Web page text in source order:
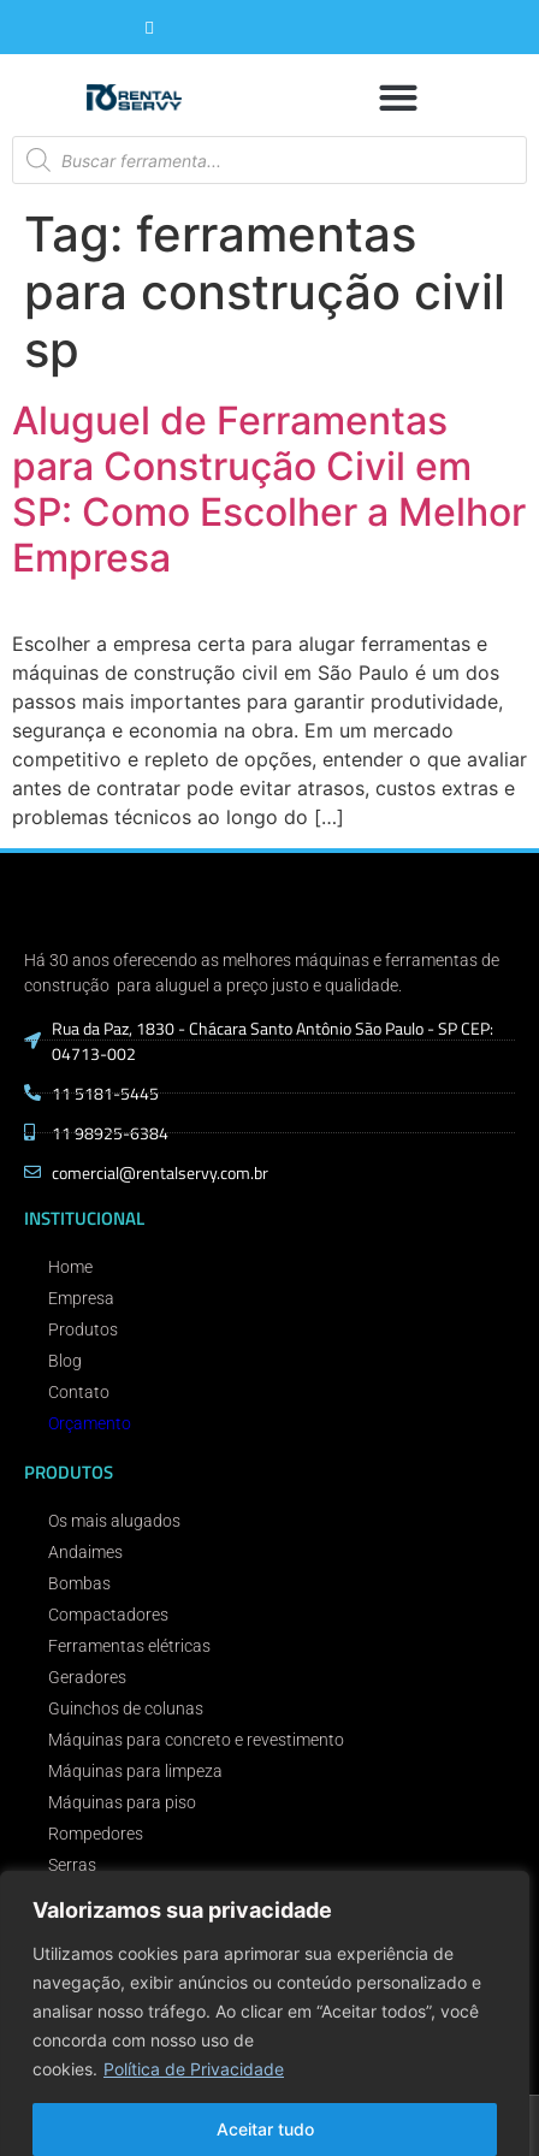
Valorizamos sua privacidade
Utilizamos cookies para aprimorar sua experiência de
navegação, exibir anúncios ou conteúdo personalizado e
analisar nosso tráfego. Ao clicar em “Aceitar todos”, você
concorda com nosso uso de
cookies. Política de Privacidade
Aceitar tudo
Tag: ferramentas
para construção civil
sp
Aluguel de Ferramentas
para Construção Civil em
SP: Como Escolher a Melhor
Empresa
Escolher a empresa certa para alugar ferramentas e
máquinas de construção civil em São Paulo é um dos
passos mais importantes para garantir produtividade,
segurança e economia na obra. Em um mercado
competitivo e repleto de opções, entender o que avaliar
antes de contratar pode evitar atrasos, custos extras e
problemas técnicos ao longo do […]
Há 30 anos oferecendo as melhores máquinas e ferramentas de
construção para aluguel a preço justo e qualidade.
Rua da Paz, 1830 - Chácara Santo Antônio São Paulo - SP CEP:
04713-002
11 5181-5445
11 98925-6384
comercial@rentalservy.com.br
INSTITUCIONAL
Home
Empresa
Produtos
Blog
Contato
Orçamento
PRODUTOS
Os mais alugados
Andaimes
Bombas
Compactadores
Ferramentas elétricas
Geradores
Guinchos de colunas
Máquinas para concreto e revestimento
Máquinas para limpeza
Máquinas para piso
Rompedores
Serras
SIGA-NOS!
Ferramentas E Equipamentos Para Construção